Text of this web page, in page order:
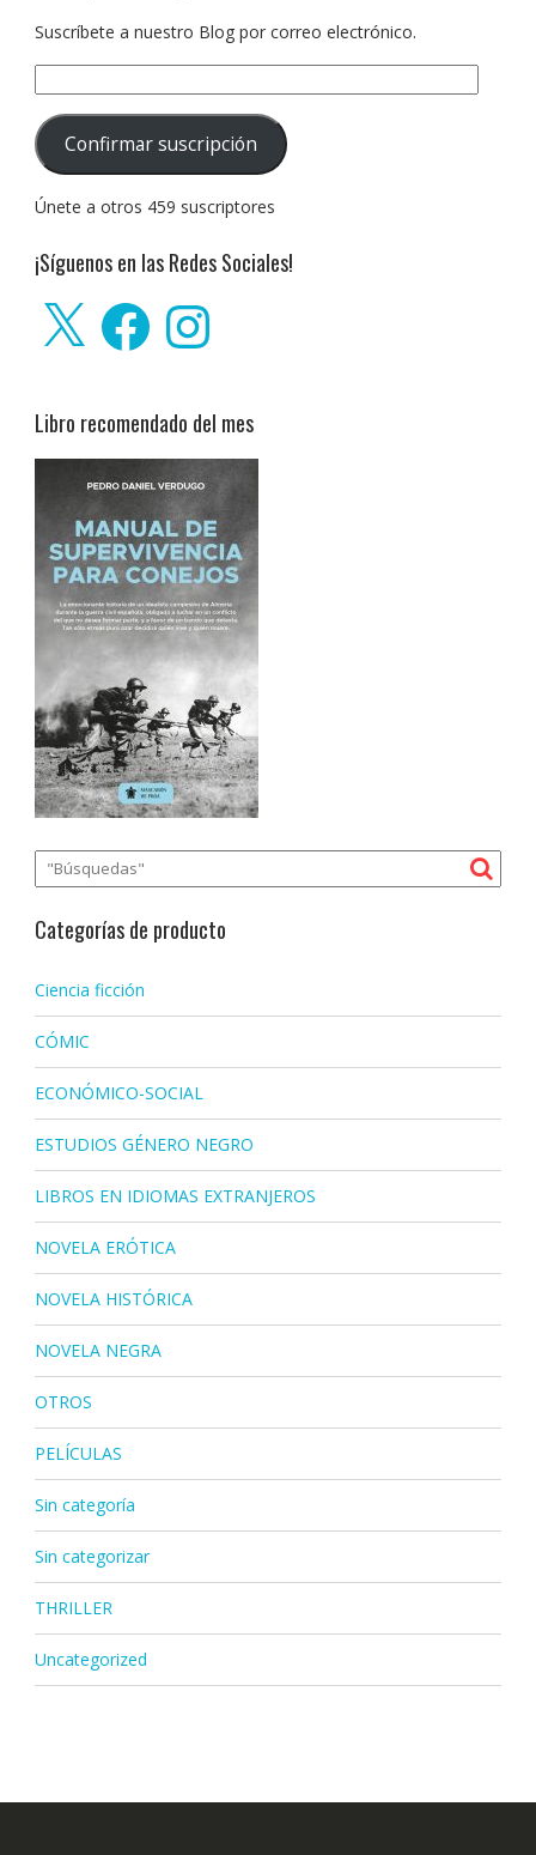
Suscríbete a nuestro Blog por correo electrónico.
de
correo
electrónico:
Confirmar suscripción
Únete a otros 459 suscriptores
¡Síguenos en las Redes Sociales!
FacebookInstagram
Libro recomendado del mes
Categorías de producto
Ciencia ficción
CÓMIC
ECONÓMICO-SOCIAL
ESTUDIOS GÉNERO NEGRO
LIBROS EN IDIOMAS EXTRANJEROS
NOVELA ERÓTICA
NOVELA HISTÓRICA
NOVELA NEGRA
OTROS
PELÍCULAS
Sin categoría
Sin categorizar
THRILLER
Uncategorized